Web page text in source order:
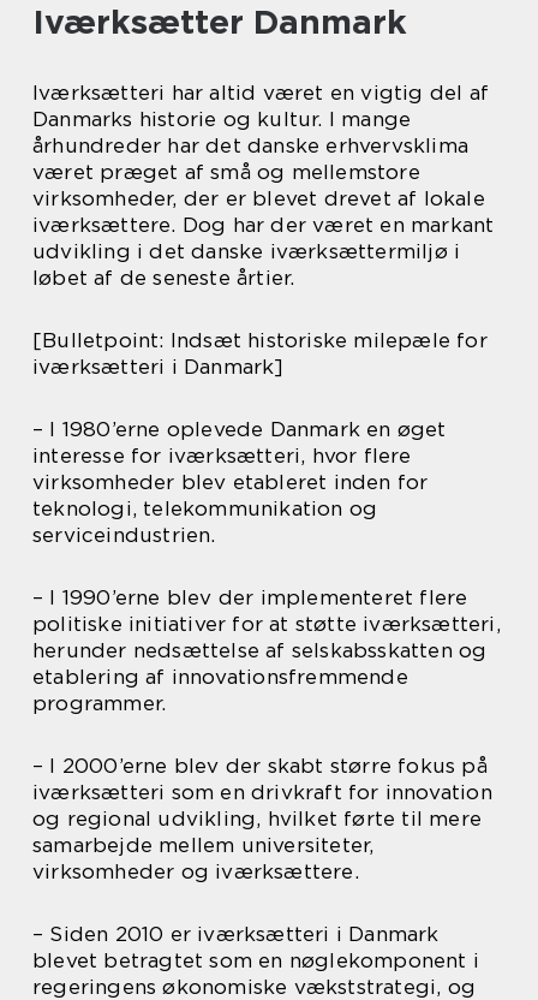
Iværksætter Danmark
Iværksætteri har altid været en vigtig del af
Danmarks historie og kultur. I mange
århundreder har det danske erhvervsklima
været præget af små og mellemstore
virksomheder, der er blevet drevet af lokale
iværksættere. Dog har der været en markant
udvikling i det danske iværksættermiljø i
løbet af de seneste årtier.
[Bulletpoint: Indsæt historiske milepæle for
iværksætteri i Danmark]
– I 1980’erne oplevede Danmark en øget
interesse for iværksætteri, hvor flere
virksomheder blev etableret inden for
teknologi, telekommunikation og
serviceindustrien.
– I 1990’erne blev der implementeret flere
politiske initiativer for at støtte iværksætteri,
herunder nedsættelse af selskabsskatten og
etablering af innovationsfremmende
programmer.
– I 2000’erne blev der skabt større fokus på
iværksætteri som en drivkraft for innovation
og regional udvikling, hvilket førte til mere
samarbejde mellem universiteter,
virksomheder og iværksættere.
– Siden 2010 er iværksætteri i Danmark
blevet betragtet som en nøglekomponent i
regeringens økonomiske vækststrategi, og